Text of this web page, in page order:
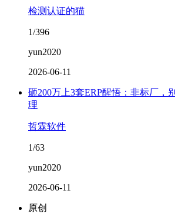
检测认证的猫
1/396
yun2020
2026-06-11
砸200万上3套ERP醒悟：非标厂，
理
哲霖软件
1/63
yun2020
2026-06-11
原创